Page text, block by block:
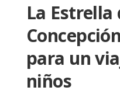
La Estrella
para un
niños